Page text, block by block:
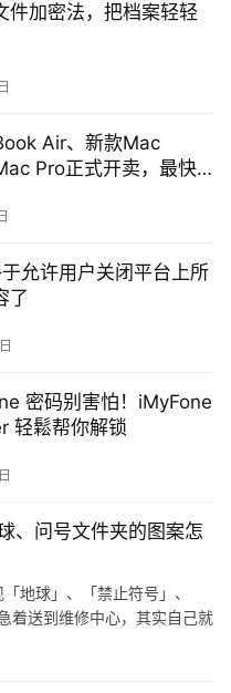
件加密法，把档案轻轻
Air、新款Mac
Pro正式开卖，最快7
允许用户关闭平台上所
了
密码别害怕！iMyFone
轻鬆帮你解锁
、问号文件夹的图案怎
地球」、「禁止符号」、
着送到维修中心，其实自己就